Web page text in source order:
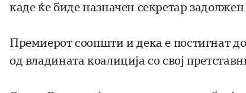
каде ќе биде назначен секретар
Премиерот соопшти и дека е постигнат
од владината коалиција со свој